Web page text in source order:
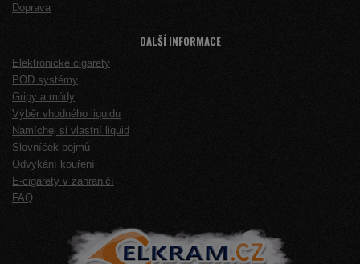
Doprava
DALŠÍ INFORMACE
Elektronické cigarety
POD systémy
Gripy a módy
Výběr vhodného liquidu
Namíchej si vlastní liquid
Slovníček pojmů
Odvykání kouření
E-cigarety v zahraničí
FAQ